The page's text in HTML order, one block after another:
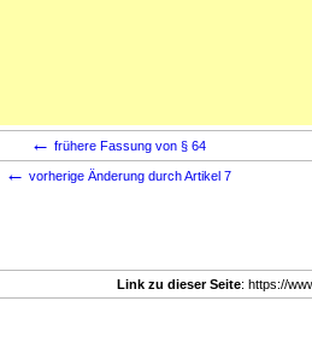
← frühere Fassung von § 64
← vorherige Änderung durch Artikel 7
Link zu dieser Seite: https://